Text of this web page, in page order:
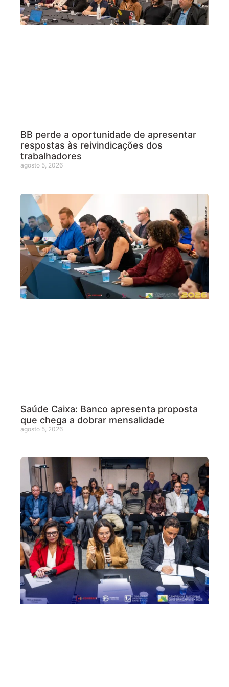
BB perde a oportunidade de apresentar
respostas às reivindicações dos
trabalhadores
agosto 5, 2026
Saúde Caixa: Banco apresenta proposta
que chega a dobrar mensalidade
agosto 5, 2026